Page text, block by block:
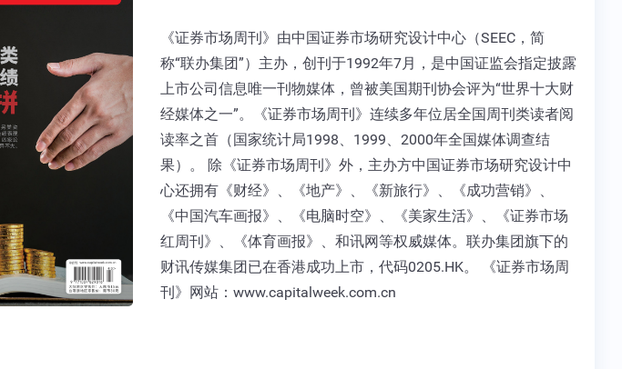
《证券市场周刊》由中国证券市场研究设计中心（SEEC，简
称“联办集团”）主办，创刊于1992年7月，是中国证监会指定披露
上市公司信息唯一刊物媒体，曾被美国期刊协会评为“世界十大财
经媒体之一”。《证券市场周刊》连续多年位居全国周刊类读者阅
读率之首（国家统计局1998、1999、2000年全国媒体调查结
果）。 除《证券市场周刊》外，主办方中国证券市场研究设计中
心还拥有《财经》、《地产》、《新旅行》、《成功营销》、
《中国汽车画报》、《电脑时空》、《美家生活》、《证券市场
红周刊》、《体育画报》、和讯网等权威媒体。联办集团旗下的
财讯传媒集团已在香港成功上市，代码0205.HK。 《证券市场周
刊》网站：www.capitalweek.com.cn